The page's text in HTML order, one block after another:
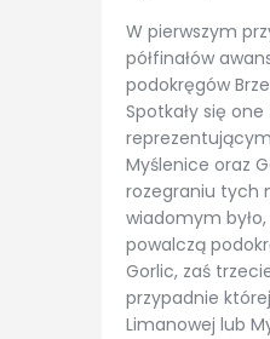
W pierwszym
półfinałów
podokręgów
Spotkały się
Myślenice oraz
rozegraniu tych
wiadomym było,
powalczą
Gorlic, zaś
przypadnie
Limanowej lub